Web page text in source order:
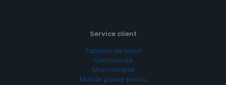
Service client
Tableau de bord
Commande
Mon compte
Mot de passe perdu